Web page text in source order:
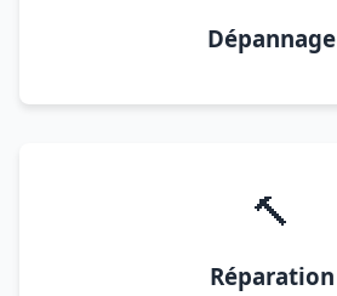
Dépannage
🔨
Réparation